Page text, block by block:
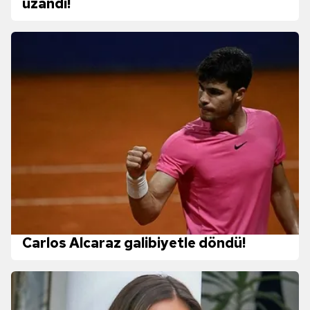
kullanılmaktadır. Diğer çerezler, sitemizin daha işlevsel
reklam/pazarlama faaliyetlerinin yapılması, amaçlarıyla
sınırlı olarak açık rızanız dahilinde kullanılacaktır.
Çerezlere ilişkin tercihlerinizi aşağıda yer alan panel
vasıtasıyla belirleyebilirsiniz. Çerezlere ilişkin detaylı bilgi
Çerez Bilgilendirme
ziyaret edebilirsiniz.
6698 sayılı Kişisel Verilerin Korunması Kanunu uyarınca
hazırlanmış Aydınlatma Metnimizi okumak ve sitemizde
ilgili mevzuata uygun olarak kullanılan çerezlerle ilgili bilgi
tıklayınız.
uzandı!
Carlos Alcaraz galibiyetle döndü!